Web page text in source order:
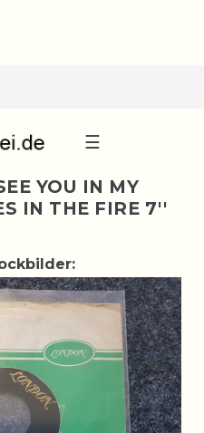
☰
YOU IN MY
IN THE FIRE 7''